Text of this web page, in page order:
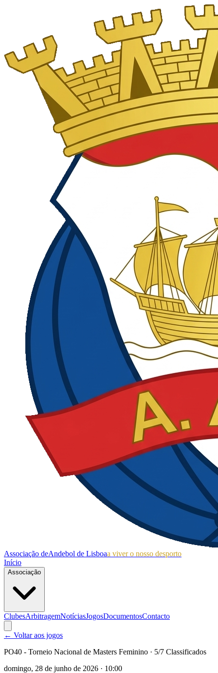
Associação deAndebol de Lisboaa viver o nosso desporto
Início
Associação
ClubesArbitragemNotíciasJogosDocumentosContacto
← Voltar aos jogos
PO40 - Torneio Nacional de Masters Feminino · 5/7 Classificados
domingo, 28 de junho de 2026 · 10:00